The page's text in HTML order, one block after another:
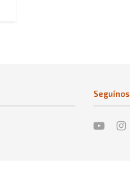
Seguínos